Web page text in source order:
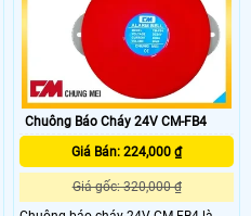
soát và giảm thiểu những sự cố
không đáng có.
Chuông Báo Cháy 24V CM-FB4
Giá Bán: 224,000 ₫
Giá gốc: 320,000 ₫